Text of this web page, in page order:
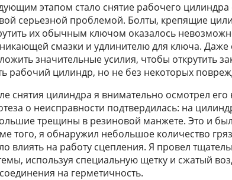
этапом стало снятие рабочего цилиндра
серьезной проблемой. Болты, крепящие
их обычным ключом оказалось
смазки и удлинителю для ключа.
значительные усилия, чтобы открутить
рабочий цилиндр, но не без некоторых
снятия цилиндра я внимательно осмотрел
о неисправности подтвердилась: на
трещины в резиновой манжете. Это и
того, я обнаружил небольшое количество
влиять на работу сцепления. Я провел
используя специальную щетку и сжатый
на герметичность.